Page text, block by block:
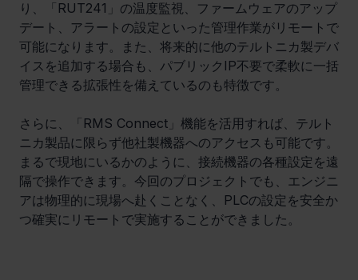
り、「RUT241」の温度監視、ファームウェアのアップ
デート、アラートの設定といった管理作業がリモートで
可能になります。また、将来的に他のテルトニカ製デバ
イスを追加する場合も、パブリックIP不要で柔軟に一括
管理できる拡張性を備えているのも特徴です。
さらに、「RMS Connect」機能を活用すれば、テルト
ニカ製品に限らず他社製機器へのアクセスも可能です。
まるで現地にいるかのように、接続機器の各種設定を遠
隔で操作できます。今回のプロジェクトでも、エンジニ
アは物理的に現場へ赴くことなく、PLCの設定を安全か
つ確実にリモートで実施することができました。